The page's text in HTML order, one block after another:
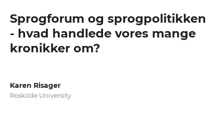
Sprogforum og sprogpolitikken
- hvad handlede vores mange
kronikker om?
Karen Risager
Roskilde University